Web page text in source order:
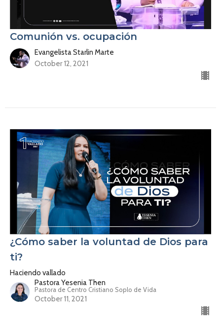
Comunión vs. ocupación
Evangelista Starlin Marte
October 12, 2021
¿Cómo saber la voluntad de Dios para
ti?
Haciendo vallado
Pastora Yesenia Then
Pastora de Centro Cristiano Soplo de Vida
October 11, 2021